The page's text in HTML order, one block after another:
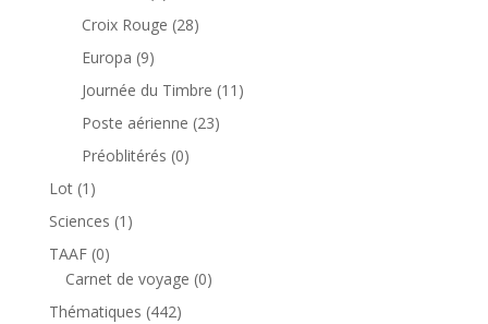
produits
Croix Rouge 2828
Europa 99
produits
Journée du Timbre 11 11
Poste aérienne 2323
Préoblitérés 00
Lot 1 1
produit
Sciences 1 1
TAAF 00
produit
Carnet de voyage 00
Thématiques 442442